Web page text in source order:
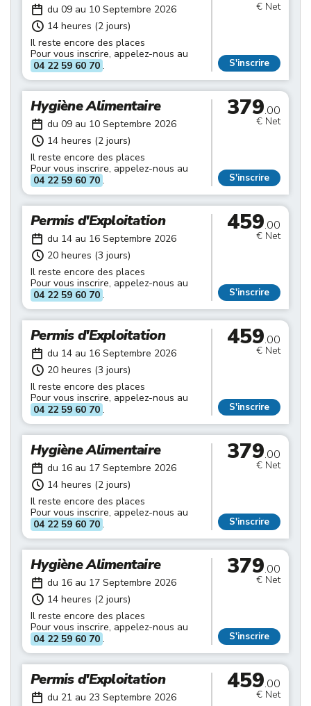
du 09 au 10 Septembre 2026
14 heures (2 jours)
Il reste encore des places
Pour vous inscrire, appelez-nous au
04 22 59 60 70 .
€ Net
S'inscrire
Hygiène Alimentaire
du 09 au 10 Septembre 2026
14 heures (2 jours)
Il reste encore des places
Pour vous inscrire, appelez-nous au
04 22 59 60 70 .
379.00
€ Net
S'inscrire
Permis d'Exploitation
du 14 au 16 Septembre 2026
20 heures (3 jours)
Il reste encore des places
Pour vous inscrire, appelez-nous au
04 22 59 60 70 .
459.00
€ Net
S'inscrire
Permis d'Exploitation
du 14 au 16 Septembre 2026
20 heures (3 jours)
Il reste encore des places
Pour vous inscrire, appelez-nous au
04 22 59 60 70 .
459.00
€ Net
S'inscrire
Hygiène Alimentaire
du 16 au 17 Septembre 2026
14 heures (2 jours)
Il reste encore des places
Pour vous inscrire, appelez-nous au
04 22 59 60 70 .
379.00
€ Net
S'inscrire
Hygiène Alimentaire
du 16 au 17 Septembre 2026
14 heures (2 jours)
Il reste encore des places
Pour vous inscrire, appelez-nous au
04 22 59 60 70 .
379.00
€ Net
S'inscrire
Permis d'Exploitation
du 21 au 23 Septembre 2026
459.00
€ Net